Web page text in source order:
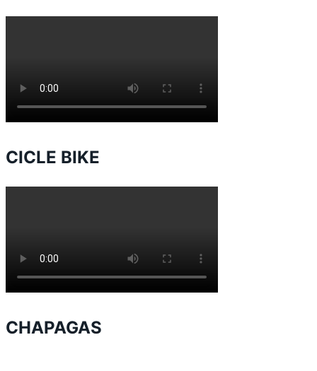
CICLE BIKE
CHAPAGAS